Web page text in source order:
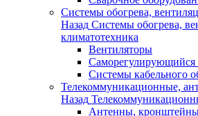
Системы обогрева,
Назад Системы обогрева,
климатотехника
Вентиляторы
Саморегулирующийся
Системы кабельного
Телекоммуникационные,
Назад
Антенны,